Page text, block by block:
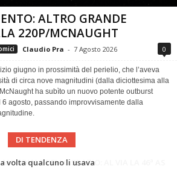
ALTRO GRANDE
220P/MCNAUGHT
Claudio Pra - 7 Agosto 2026 0
giugno in prossimità del perielio, che l’aveva
di circa nove magnitudini (dalla diciottesima alla
ha subìto un nuovo potente outburst
agosto, passando improvvisamente dalla
DI TENDENZA
del Mese di Agosto 2026